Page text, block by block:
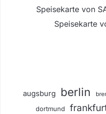
Speisekarte von
Speisekarte
augsburg berlin
dortmund